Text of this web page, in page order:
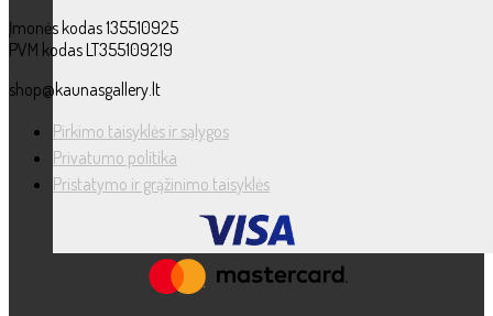
Įmonės kodas 135510925
PVM kodas LT355109219
shop@kaunasgallery.lt
Pirkimo taisyklės ir sąlygos
Privatumo politika
Pristatymo ir grąžinimo taisyklės